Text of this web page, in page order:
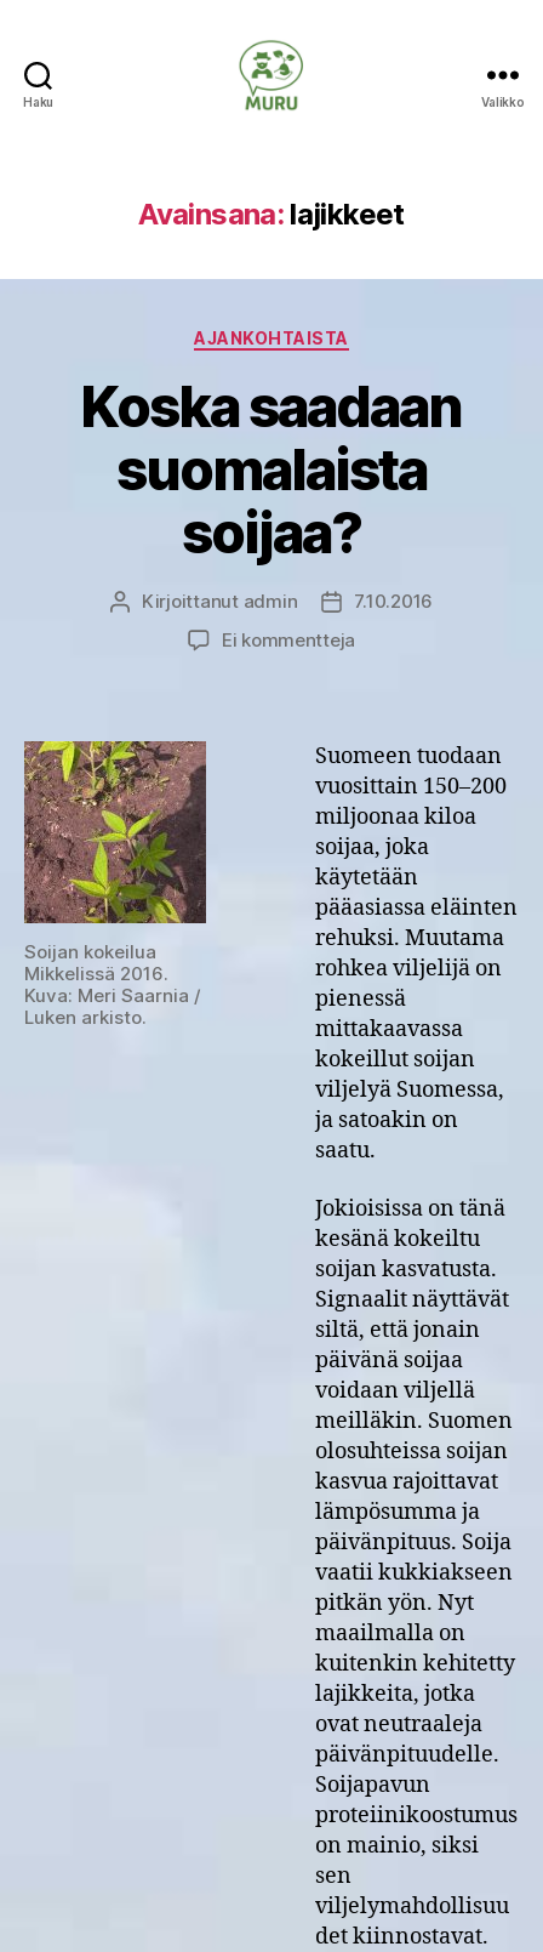
Haku Valikko
Avainsana: lajikkeet
Kategoriat
AJANKOHTAISTA
Koska saadaan
suomalaista
soijaa?
Kirjoittaja
Kirjoittanut admin Julkaisupäivämäärä
7.10.2016
Ei kommentteja
Soijan kokeilua
Mikkelissä 2016.
Kuva: Meri Saarnia /
Luken arkisto.
Suomeen tuodaan
vuosittain 150–200
miljoonaa kiloa
soijaa, joka
käytetään
pääasiassa eläinten
rehuksi. Muutama
rohkea viljelijä on
pienessä
mittakaavassa
kokeillut soijan
viljelyä Suomessa,
ja satoakin on
saatu.
Jokioisissa on tänä
kesänä kokeiltu
soijan kasvatusta.
Signaalit näyttävät
siltä, että jonain
päivänä soijaa
voidaan viljellä
meilläkin. Suomen
olosuhteissa soijan
kasvua rajoittavat
lämpösumma ja
päivänpituus. Soija
vaatii kukkiakseen
pitkän yön. Nyt
maailmalla on
kuitenkin kehitetty
lajikkeita, jotka
ovat neutraaleja
päivänpituudelle.
Soijapavun
proteiinikoostumus
on mainio, siksi
sen
viljelymahdollisuu
det kiinnostavat.